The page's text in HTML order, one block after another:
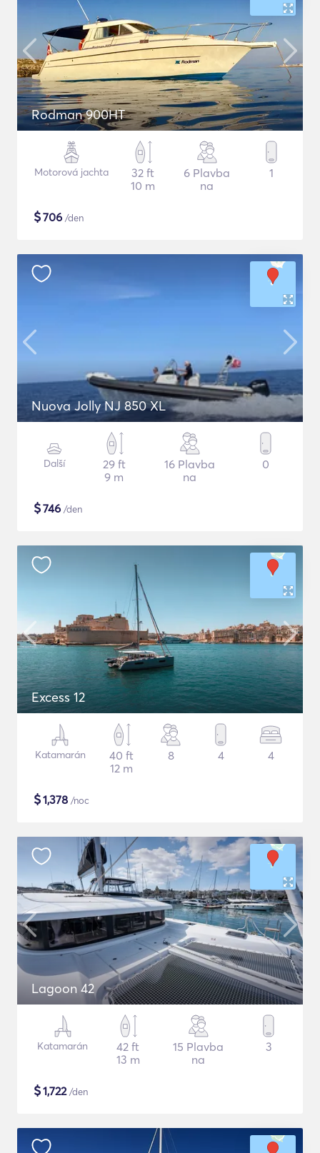
Rodman 900HT
Motorová jachta
32 ft
10 m
6 Plavba
na
1
$706 /den
Nuova Jolly NJ 850 XL
Další
29 ft
9 m
16 Plavba
na
0
$746 /den
Excess 12
Katamarán
40 ft
12 m
8 4 4
$1,378 /noc
Lagoon 42
Katamarán
42 ft
13 m
15 Plavba
na
3
$1,722/den